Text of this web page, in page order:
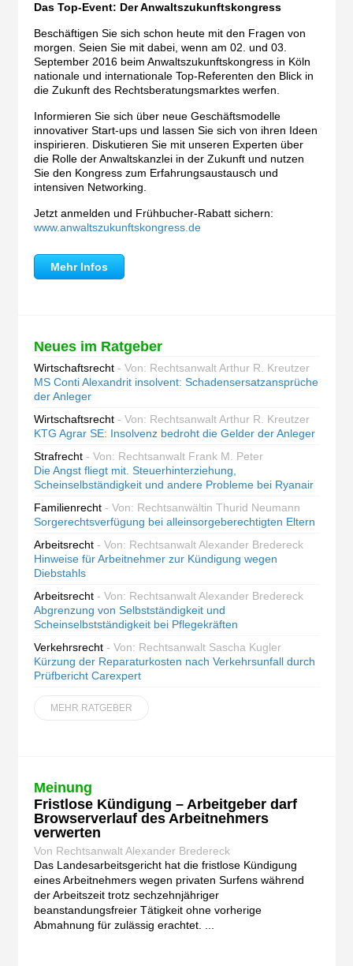
Das Top-Event: Der Anwaltszukunftskongress
Beschäftigen Sie sich schon heute mit den Fragen von
morgen. Seien Sie mit dabei, wenn am 02. und 03.
September 2016 beim Anwaltszukunftskongress in Köln
nationale und internationale Top-Referenten den Blick in
die Zukunft des Rechtsberatungsmarktes werfen.
Informieren Sie sich über neue Geschäftsmodelle
innovativer Start-ups und lassen Sie sich von ihren Ideen
inspirieren. Diskutieren Sie mit unseren Experten über
die Rolle der Anwaltskanzlei in der Zukunft und nutzen
Sie den Kongress zum Erfahrungsaustausch und
intensiven Networking.
Jetzt anmelden und Frühbucher-Rabatt sichern:
www.anwaltszukunftskongress.de
Mehr Infos
Neues im Ratgeber
Wirtschaftsrecht - Von: Rechtsanwalt Arthur R. Kreutzer
MS Conti Alexandrit insolvent: Schadensersatzansprüche
der Anleger
Wirtschaftsrecht - Von: Rechtsanwalt Arthur R. Kreutzer
KTG Agrar SE: Insolvenz bedroht die Gelder der Anleger
Strafrecht - Von: Rechtsanwalt Frank M. Peter
Die Angst fliegt mit. Steuerhinterziehung,
Scheinselbständigkeit und andere Probleme bei Ryanair
Familienrecht - Von: Rechtsanwältin Thurid Neumann
Sorgerechtsverfügung bei alleinsorgeberechtigten Eltern
Arbeitsrecht - Von: Rechtsanwalt Alexander Bredereck
Hinweise für Arbeitnehmer zur Kündigung wegen
Diebstahls
Arbeitsrecht - Von: Rechtsanwalt Alexander Bredereck
Abgrenzung von Selbstständigkeit und
Scheinselbstständigkeit bei Pflegekräften
Verkehrsrecht - Von: Rechtsanwalt Sascha Kugler
Kürzung der Reparaturkosten nach Verkehrsunfall durch
Prüfbericht Carexpert
MEHR RATGEBER
Meinung
Fristlose Kündigung – Arbeitgeber darf
Browserverlauf des Arbeitnehmers
verwerten
Von Rechtsanwalt Alexander Bredereck
Das Landesarbeitsgericht hat die fristlose Kündigung
eines Arbeitnehmers wegen privaten Surfens während
der Arbeitszeit trotz sechzehnjähriger
beanstandungsfreier Tätigkeit ohne vorherige
Abmahnung für zulässig erachtet. ...